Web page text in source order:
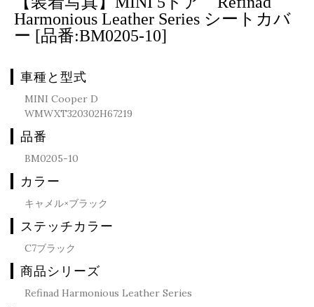
Harmonious Leather Series シートカバ
ー [品番:BM0205-10]
車種と型式
MINI Cooper D
WMWXT320302H67219
品番
BM0205-10
カラー
キャメル×ブラック
ステッチカラー
C7ブラック
商品シリーズ
Refinad Harmonious Leather Series